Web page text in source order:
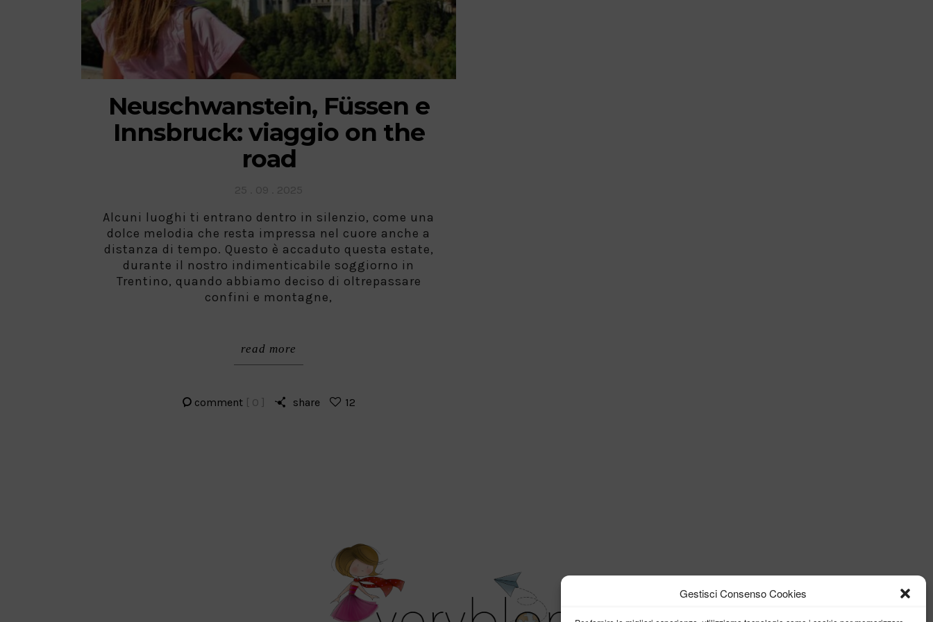
Gestisci Consenso Cookies
Neuschwanstein, Füssen e
Innsbruck: viaggio on the
road
Alcuni luoghi ti entrano dentro in silenzio, come una
dolce melodia che resta impressa nel cuore anche a
distanza di tempo. Questo è accaduto questa estate,
durante il nostro indimenticabile soggiorno in
Trentino, quando abbiamo deciso di oltrepassare
confini e montagne,
read more
comment [ 0 ] share 12